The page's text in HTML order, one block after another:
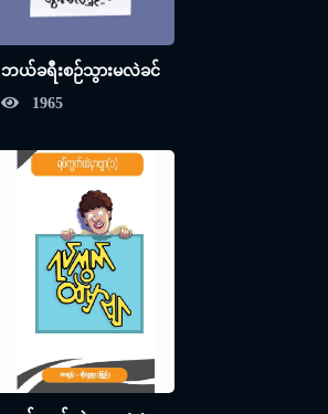
ဘယ်ခရီးစဉ်သွားမလဲခင်
1965